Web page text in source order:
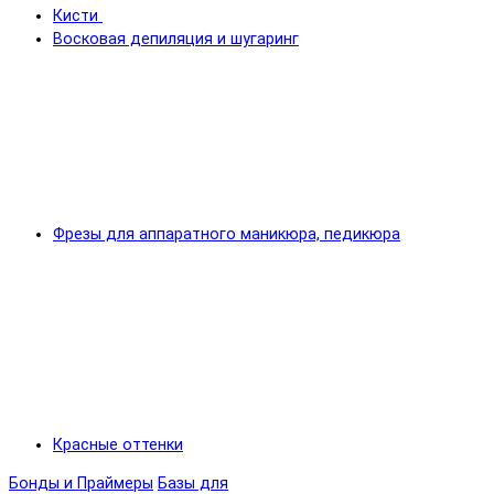
Кисти
Восковая депиляция и шугаринг
Фрезы для аппаратного маникюра, педикюра
Красные оттенки
Бонды и Праймеры Базы для